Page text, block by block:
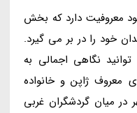
معروفیت دارد که بخش
خود را در بر می گیرد.
نگاهی اجمالی به
معروف ژاپن و خانواده
در میان گردشگران غربی